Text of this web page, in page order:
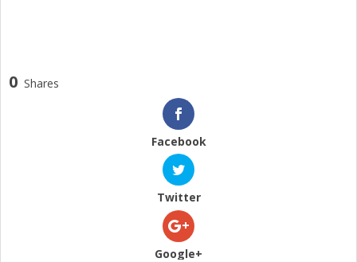
0 Shares
Facebook
Twitter
Google+